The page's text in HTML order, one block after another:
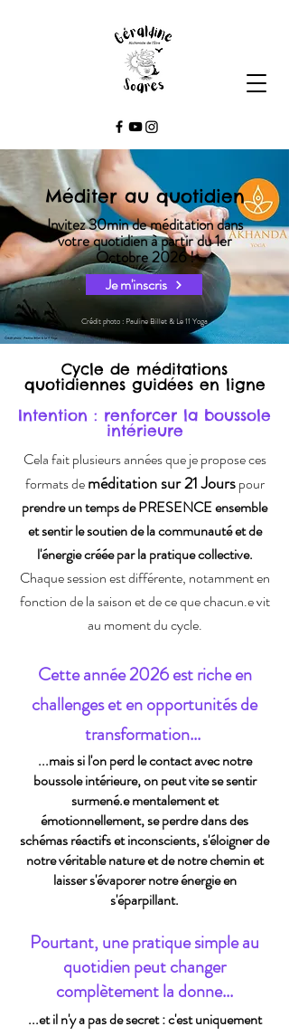
Méditer au quotidien
Invitez 30min de méditation dans
votre quotidienà partir du 1er
Octobre 2026 !
Je m'inscris
Crédit photo : Pauline Billet & Le 11 Yoga
Cycle de méditations
quotidiennes guidées en ligne
Intention : renforcer la boussole
intérieure
Cela fait plusieurs années que je propose ces
formats deméditation sur 21 Jourspour
prendre un temps de PRESENCE ensemble
et sentir le soutien de la communauté et de
l'énergie créée par la pratique collective.
Chaque session est différente, notamment en
fonction de la saison et de ce que chacun.e vit
au moment du cycle.
Cette année 2026 est riche en
challenges et en opportunités de
transformation...
...mais si l'on perd le contact avec notre
boussole intérieure, on peut vite se sentir
surmené.e mentalement et
émotionnellement, se perdre dans des
schémas réactifs et inconscients, s'éloigner de
notre véritable nature et de notre chemin et
laisser s'évaporer notre énergie en
s'éparpillant.
Pourtant, une pratique simple au
quotidien peut changer
complètement la donne...
...et il n'y a pas de secret : c'est uniquement